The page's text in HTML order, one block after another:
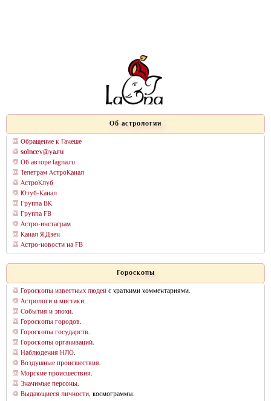
Об астрологии
Обращение к Ганеше
solncev@ya.ru
Об авторе lagna.ru
Телеграм АстроКанал
АстроКлуб
Ютуб-Канал
Группа ВК
Группа FB
Астро-инстаграм
Канал Я.Дзен
Астро-новости на FB
Гороскопы
Гороскопы известных людейс краткими комментариями.
Астрологи и мистики.
События и эпохи.
Гороскопы городов.
Гороскопы государств.
Гороскопы организаций.
Наблюдения НЛО.
Воздушные происшествия.
Морские происшествия.
Значимые персоны.
Выдающиеся личности, космограммы.